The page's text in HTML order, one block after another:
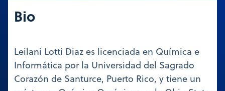
Bio
Leilani Lotti Diaz es licenciada en Química e
Informática por la Universidad del Sagrado
Corazón de Santurce, Puerto Rico, y tiene un